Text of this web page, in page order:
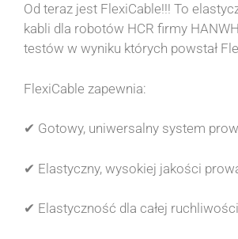
Od teraz jest FlexiCable!!! To
kabli dla robotów HCR firmy
testów w wyniku których powstał
FlexiCable zapewnia:
✔ Gotowy, uniwersalny system
✔ Elastyczny, wysokiej jakości
✔ Elastyczność dla całej